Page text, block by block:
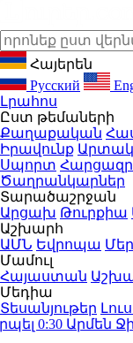
Հայերեն
Русский
Լրահոս
Ըստ թեմաների
Քաղաքական
Իրավունք
Սպորտ
Ծաղրանկարներ
Տարածաշրջան
Արցախ Թուրքիա
Աշխարհ
ԱՄՆ Եվրոպա
Մամուլ
Հայաստան
Մեդիա
Տեսանյութեր
0:30Արմեն